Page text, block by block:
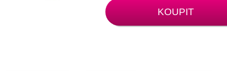
KOUPIT